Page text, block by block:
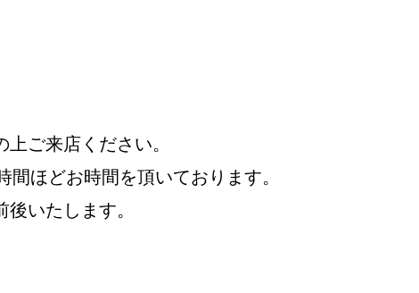
ご来店ください。
間ほどお時間を頂いております。
いたします。